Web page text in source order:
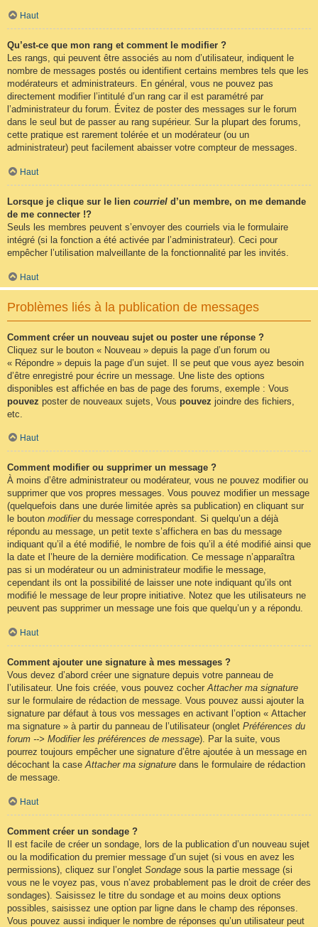
Haut
Qu’est-ce que mon rang et comment le modifier ?
Les rangs, qui peuvent être associés au nom d’utilisateur, indiquent le
nombre de messages postés ou identifient certains membres tels que les
modérateurs et administrateurs. En général, vous ne pouvez pas
directement modifier l’intitulé d’un rang car il est paramétré par
l’administrateur du forum. Évitez de poster des messages sur le forum
dans le seul but de passer au rang supérieur. Sur la plupart des forums,
cette pratique est rarement tolérée et un modérateur (ou un
administrateur) peut facilement abaisser votre compteur de messages.
Haut
Lorsque je clique sur le lien courriel d’un membre, on me demande
de me connecter !?
Seuls les membres peuvent s’envoyer des courriels via le formulaire
intégré (si la fonction a été activée par l’administrateur). Ceci pour
empêcher l’utilisation malveillante de la fonctionnalité par les invités.
Haut
Problèmes liés à la publication de messages
Comment créer un nouveau sujet ou poster une réponse ?
Cliquez sur le bouton « Nouveau » depuis la page d’un forum ou
« Répondre » depuis la page d’un sujet. Il se peut que vous ayez besoin
d’être enregistré pour écrire un message. Une liste des options
disponibles est affichée en bas de page des forums, exemple : Vous
pouvez poster de nouveaux sujets, Vous pouvez joindre des fichiers,
etc.
Haut
Comment modifier ou supprimer un message ?
À moins d’être administrateur ou modérateur, vous ne pouvez modifier ou
supprimer que vos propres messages. Vous pouvez modifier un message
(quelquefois dans une durée limitée après sa publication) en cliquant sur
le bouton modifierdu message correspondant. Si quelqu’un a déjà
répondu au message, un petit texte s’affichera en bas du message
indiquant qu’il a été modifié, le nombre de fois qu’il a été modifié ainsi que
la date et l’heure de la dernière modification. Ce message n’apparaîtra
pas si un modérateur ou un administrateur modifie le message,
cependant ils ont la possibilité de laisser une note indiquant qu’ils ont
modifié le message de leur propre initiative. Notez que les utilisateurs ne
peuvent pas supprimer un message une fois que quelqu’un y a répondu.
Haut
Comment ajouter une signature à mes messages ?
Vous devez d’abord créer une signature depuis votre panneau de
l’utilisateur. Une fois créée, vous pouvez cocherAttacher ma signature
sur le formulaire de rédaction de message. Vous pouvez aussi ajouter la
signature par défaut à tous vos messages en activant l’option « Attacher
ma signature » à partir du panneau de l’utilisateur (onglet Préférences du
forum --> Modifier les préférences de message). Par la suite, vous
pourrez toujours empêcher une signature d’être ajoutée à un message en
décochant la caseAttacher ma signature dans le formulaire de rédaction
de message.
Haut
Comment créer un sondage ?
Il est facile de créer un sondage, lors de la publication d’un nouveau sujet
ou la modification du premier message d’un sujet (si vous en avez les
permissions), cliquez sur l’onglet Sondage sous la partie message (si
vous ne le voyez pas, vous n’avez probablement pas le droit de créer des
sondages). Saisissez le titre du sondage et au moins deux options
possibles, saisissez une option par ligne dans le champ des réponses.
Vous pouvez aussi indiquer le nombre de réponses qu’un utilisateur peut